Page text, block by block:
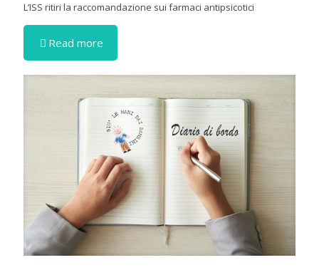
L’ISS ritiri la raccomandazione sui farmaci antipsicotici
Read more